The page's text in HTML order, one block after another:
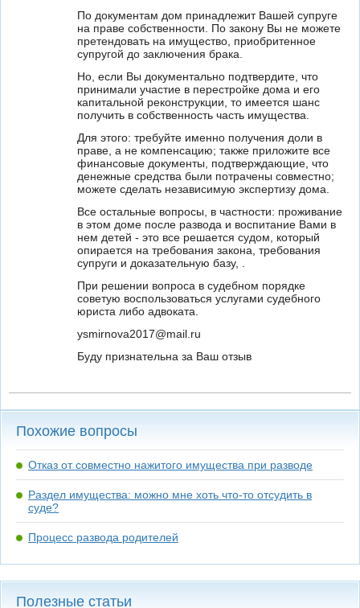
По документам дом принадлежит Вашей супруге
на праве собственности. По закону Вы не можете
претендовать на имущество, приобритенное
супругой до заключения брака.
Но, если Вы документально подтвердите, что
принимали участие в перестройке дома и его
капитальной реконструкции, то имеется шанс
получить в собственность часть имущества.
Для этого: требуйте именно получения доли в
праве, а не компенсацию; также приложите все
финансовые документы, подтверждающие, что
денежные средства были потрачены совместно;
можете сделать независимую экспертизу дома.
Все остальные вопросы, в частности: проживание
в этом доме после развода и воспитание Вами в
нем детей - это все решается судом, который
опирается на требования закона, требования
супруги и доказательную базу, .
При решении вопроса в судебном порядке
советую воспользоваться услугами судебного
юриста либо адвоката.
ysmirnova2017@mail.ru
Буду признательна за Ваш отзыв
Похожие вопросы
Отказ от совместно нажитого имущества при разводе
Раздел имущества: можно мне хоть что-то отсудить в
суде?
Процесс развода родителей
Полезные статьи